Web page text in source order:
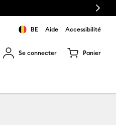
Next
BE Aide Accessibilité
Se connecter Panier